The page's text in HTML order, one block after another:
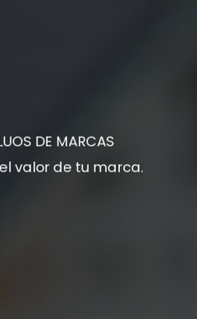
DE MARCAS
valor de tu marca.